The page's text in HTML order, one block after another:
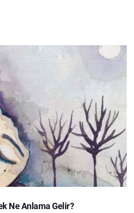
Ne Anlama Gelir?